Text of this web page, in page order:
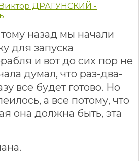
Виктор ДРАГУНСКИЙ -
назад мы начали
для запуска
и вот до сих пор не
думал, что раз-два-
все будет готово. Но
а все потому, что
она должна быть, эта